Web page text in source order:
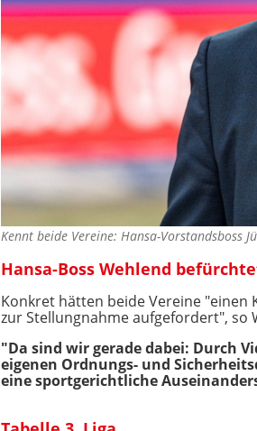
Kennt beide Vereine: Hansa-Vorstandsboss
Hansa-Boss Wehlend
Konkret hätten beide Vereine "einen
zur Stellungnahme aufgefordert", so
"Da sind wir gerade dabei: Durch
eigenen Ordnungs- und
eine sportgerichtliche